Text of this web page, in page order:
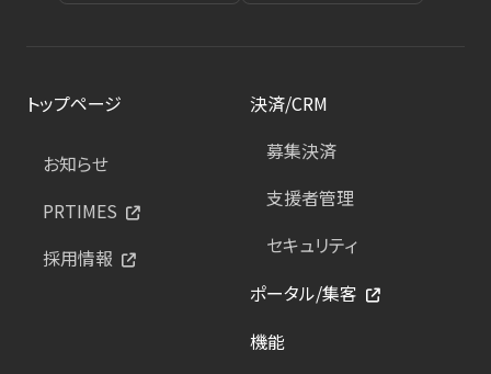
トップページ
お知らせ
PRTIMES
採用情報
決済/CRM
募集決済
支援者管理
セキュリティ
ポータル/集客
機能